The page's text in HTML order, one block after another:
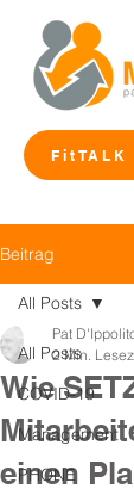
FitTALK
Beitrag
All Posts
COVID-19
Management
PHONE
All Posts
Wie
einen
Pat
2 Min.